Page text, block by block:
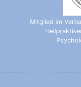
Mitglied im